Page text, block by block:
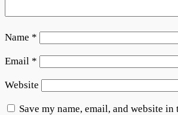
Name *
Email *
Website
Save my name, email, and website